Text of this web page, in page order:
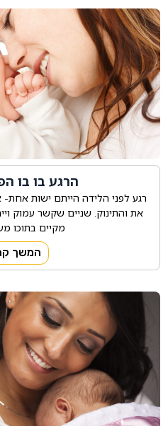
הרגע בו בו
רגע לפני הלידה הייתם ישות
את והתינוק. שניים שקשר עמוק
מקיים בתוכו
המשך